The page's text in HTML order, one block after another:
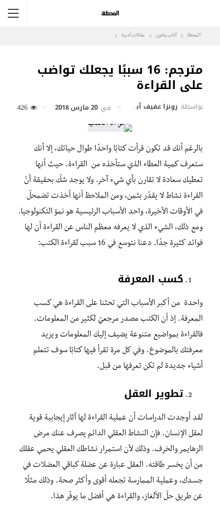
المحطة آداب وفنون مقالات أدبية
مترجم: 16 سببًا يجعلك تواضب
على القراءة
بواسطة رونزا عفيف أبو عيسى في 20 مارس 2018
بالرغم أنك قد تكون قرأت كتابًا واحدًا طوال حياتك، إلا أنك
ستعرف كمية العطاء الذي ستأخذه من القراءة. حيث أنها
تعطيك سعادة لا تقارن بأي شيء آخر. ولا يوجد شكّ بحقيقة أنّ
القراءة نشاط لا يقدّر بثمن، ومن الملاحظ أنها أخذت تضمحلّ
في الأوقات الأخيرة، واحد الأسباب الرئيسية هو نموّ التكنولوجيا.
ومع ذلك، الشيء الذي لا يعرفه معظم الناس عن القراءة أن لها
فوائد كثيرة جدًا. دعنا نتوسع في 16 سبب لقراءة الكتب:
كسب المعرفة
واحدة من أكبر الأسباب التي تحثنا على القراءة هي كسب
المعرفة. إذ أن الكتب مصدر مرجعيّ لكثير من المعلومات.
فالقراءة بمواضيع متنوعة يضيف إليك المعلومات ويزيد
معرفتك بالموضوع. وفي كل مرة تقرأ فيها كتابًا سوف تتعلم
أشياء جديدة لم تكن تعرفها من قبل.
تطوير العقل
لقد أوجدت الدراسات أن عملية القراءة لها آثار إيجابية قوية
لعقل الإنسان. فإن النشاط العقلي الدائم يصرف عنك مرض
الزهايمر والخرف. وذلك لأن استمرار نشاطك العقلي يحمي عقلك
من أن يخسر طاقته. العقل عبارة عن عضلة كباقي العضلات في
جسدك، وعملية الممارسة تجعله أقوى وأكثر صحة. وذلك مثلًا
عن طريق حلّ الألغاز، والقراءة هي أفضل ما يوفّر هذا.